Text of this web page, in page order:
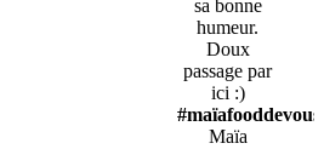
sa bonne
humeur.
Doux
passage par
ici :)
#maïafooddevous
Maïa